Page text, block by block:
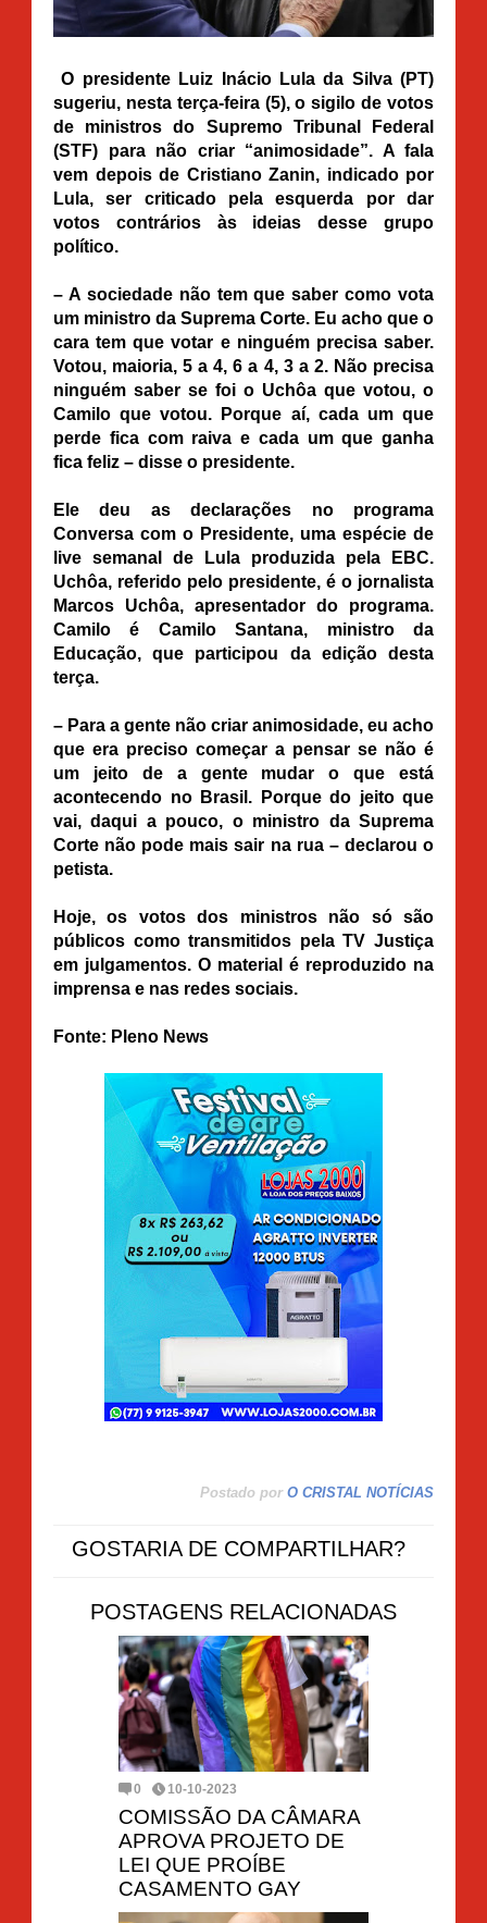
O presidente Luiz Inácio Lula da Silva (PT)
sugeriu, nesta terça-feira (5), o sigilo de votos
de ministros do Supremo Tribunal Federal
(STF) para não criar “animosidade”. A fala
vem depois de Cristiano Zanin, indicado por
Lula, ser criticado pela esquerda por dar
votos contrários às ideias desse grupo
político.
– A sociedade não tem que saber como vota
um ministro da Suprema Corte. Eu acho que o
cara tem que votar e ninguém precisa saber.
Votou, maioria, 5 a 4, 6 a 4, 3 a 2. Não precisa
ninguém saber se foi o Uchôa que votou, o
Camilo que votou. Porque aí, cada um que
perde fica com raiva e cada um que ganha
fica feliz – disse o presidente.
Ele deu as declarações no programa
Conversa com o Presidente, uma espécie de
live semanal de Lula produzida pela EBC.
Uchôa, referido pelo presidente, é o jornalista
Marcos Uchôa, apresentador do programa.
Camilo é Camilo Santana, ministro da
Educação, que participou da edição desta
terça.
– Para a gente não criar animosidade, eu acho
que era preciso começar a pensar se não é
um jeito de a gente mudar o que está
acontecendo no Brasil. Porque do jeito que
vai, daqui a pouco, o ministro da Suprema
Corte não pode mais sair na rua – declarou o
petista.
Hoje, os votos dos ministros não só são
públicos como transmitidos pela TV Justiça
em julgamentos. O material é reproduzido na
imprensa e nas redes sociais.
Fonte: Pleno News
Postado por O CRISTAL NOTÍCIAS
GOSTARIA DE COMPARTILHAR?
POSTAGENS RELACIONADAS
0 10-10-2023
COMISSÃO DA CÂMARA
APROVA PROJETO DE
LEI QUE PROÍBE
CASAMENTO GAY